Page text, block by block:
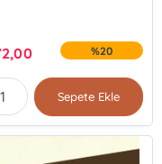
%20
Sepete Ekle